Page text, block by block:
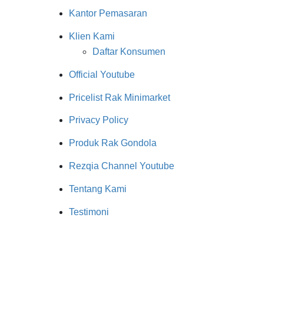
Kantor Pemasaran
Klien Kami
Daftar Konsumen
Official Youtube
Pricelist Rak Minimarket
Privacy Policy
Produk Rak Gondola
Rezqia Channel Youtube
Tentang Kami
Testimoni